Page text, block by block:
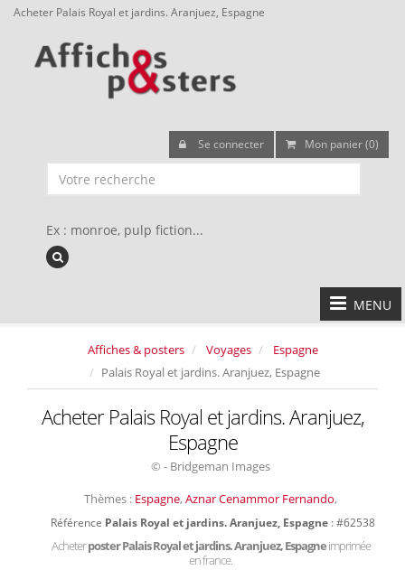
Acheter Palais Royal et jardins. Aranjuez, Espagne
Se connecter Mon panier (0)
Ex : monroe, pulp fiction...
MENU
Affiches & posters Voyages
Espagne
Palais Royal et jardins. Aranjuez, Espagne
Acheter Palais Royal et jardins. Aranjuez,
Espagne
© - Bridgeman Images
Thèmes : Espagne, Aznar Cenammor Fernando,
Référence Palais Royal et jardins. Aranjuez, Espagne : #62538
Acheterposter Palais Royal et jardins. Aranjuez, Espagneimprimée
en france.